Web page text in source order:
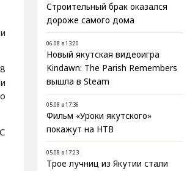
Строительный брак оказался
дороже самого дома
06.08 в 13:20
Новый якутская видеоигра
Kindawn: The Parish Remembers
вышла в Steam
05.08 в 17:36
Фильм «Уроки якутского»
покажут на НТВ
05.08 в 17:23
Трое лучниц из Якутии стали